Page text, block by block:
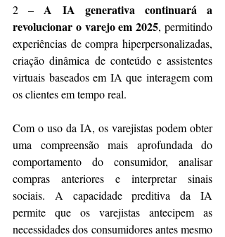
2 – A IA generativa
continuará a
revolucionar o varejo em 2025, permitindo
experiências de compra hiperpersonalizadas,
criação dinâmica de conteúdo e assistentes
virtuais baseados em IA que interagem com
os clientes em tempo real.
Com o uso da IA, os varejistas podem obter
uma compreensão mais aprofundada do
comportamento do consumidor, analisar
compras anteriores e interpretar sinais
sociais. A capacidade preditiva da IA
permite que os varejistas antecipem as
necessidades dos consumidores antes mesmo